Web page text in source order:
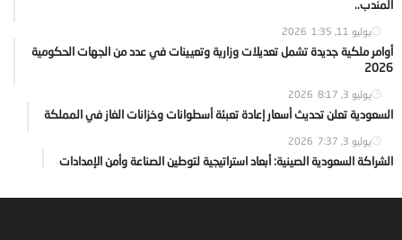
المندب..
يوليو 11, 2026 1:35
أوامر ملكية جديدة تشمل تعديلات وزارية وتعيينات في عدد من الجهات الحكومية
2026
يوليو 3, 2026 8:17
السعودية تعلن تحديث أسعار إعادة تعبئة أسطوانات وخزانات الغاز في المملكة
يوليو 3, 2026 7:37
الشراكة السعودية الصينية: أبعاد استراتيجية لتوطين الصناعة وأمن الإمدادات